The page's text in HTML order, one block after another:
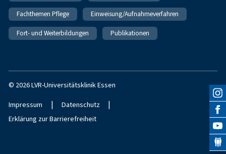
Fachthemen Pflege Einweisung/Aufnahmeverfahren
Fort- und Weiterbildungen Publikationen
© 2026 LVR-Universitätsklinik Essen
Impressum | Datenschutz |
Erklärung zur Barrierefreiheit